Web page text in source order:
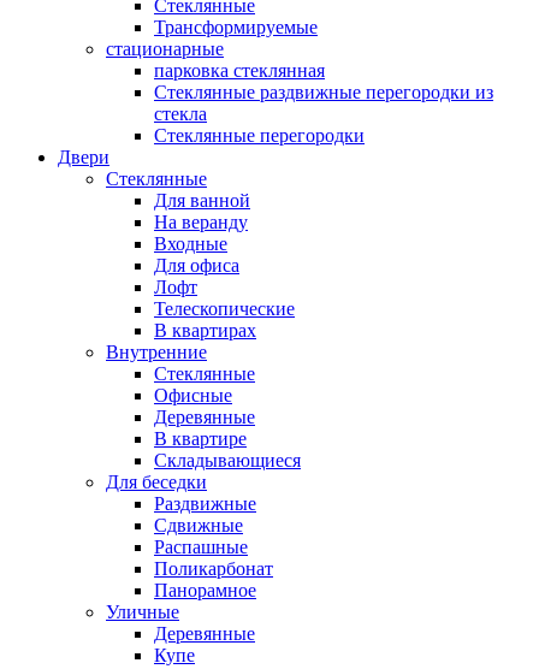
Стеклянные
Трансформируемые
стационарные
парковка стеклянная
Стеклянные раздвижные перегородки из
стекла
Стеклянные перегородки
Двери
Стеклянные
Для ванной
На веранду
Входные
Для офиса
Лофт
Телескопические
В квартирах
Внутренние
Стеклянные
Офисные
Деревянные
В квартире
Складывающиеся
Для беседки
Раздвижные
Сдвижные
Распашные
Поликарбонат
Панорамное
Уличные
Деревянные
Купе